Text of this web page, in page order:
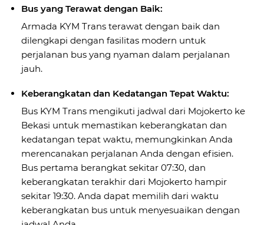
Bus yang Terawat dengan Baik:
Armada KYM Trans terawat dengan baik dan
dilengkapi dengan fasilitas modern untuk
perjalanan bus yang nyaman dalam perjalanan
jauh.
Keberangkatan dan Kedatangan Tepat Waktu:
Bus KYM Trans mengikuti jadwal dari Mojokerto ke
Bekasi untuk memastikan keberangkatan dan
kedatangan tepat waktu, memungkinkan Anda
merencanakan perjalanan Anda dengan efisien.
Bus pertama berangkat sekitar 07:30, dan
keberangkatan terakhir dari Mojokerto hampir
sekitar 19:30. Anda dapat memilih dari waktu
keberangkatan bus untuk menyesuaikan dengan